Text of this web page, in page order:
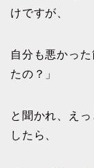
けですが、
自分も悪かっ
たの？」
と聞かれ、え
したら、